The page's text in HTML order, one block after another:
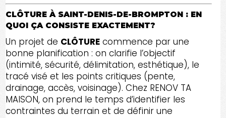
CLÔTURE À SAINT-DENIS-DE-BROMPTON : EN
QUOI ÇA CONSISTE EXACTEMENT?
Un projet de CLÔTURE commence par une
bonne planification : on clarifie l’objectif
(intimité, sécurité, délimitation, esthétique), le
tracé visé et les points critiques (pente,
drainage, accès, voisinage). Chez RENOV TA
MAISON, on prend le temps d’identifier les
contraintes du terrain et de définir une